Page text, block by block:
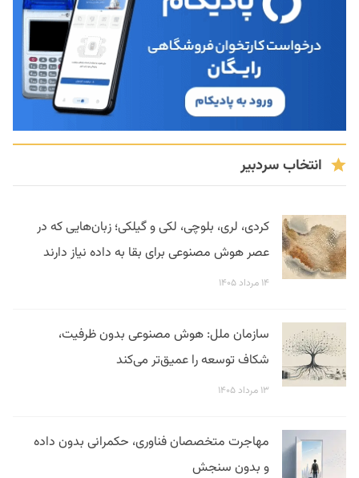
انتخاب سردبیر
کردی، لری، بلوچی، لکی و گیلکی؛ زبان‌هایی که در
عصر هوش مصنوعی برای بقا به داده نیاز دارند
۱۴ مرداد ۱۴۰۵
سازمان ملل: هوش مصنوعی بدون ظرفیت،
شکاف توسعه را عمیق‌تر می‌کند
۱۳ مرداد ۱۴۰۵
مهاجرت متخصصان فناوری، حکمرانی بدون داده
و بدون سنجش